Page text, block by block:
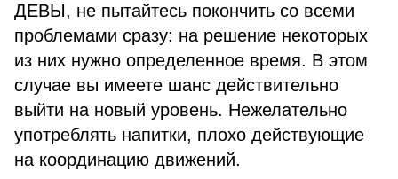
ДЕВЫ, не пытайтесь покончить со всеми
проблемами сразу: на решение некоторых
из них нужно определенное время. В этом
случае вы имеете шанс действительно
выйти на новый уровень. Нежелательно
употреблять напитки, плохо действующие
на координацию движений.